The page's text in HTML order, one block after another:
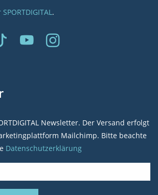
.
Newsletter. Der Versand erfolgt
Mailchimp. Bitte beachte
Datenschutzerklärung